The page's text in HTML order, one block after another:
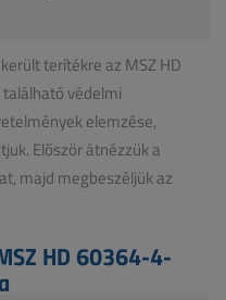
terítékre az MSZ HD
védelmi
elemzése,
Először átnézzük a
majd megbeszéljük az
HD 60364-4-